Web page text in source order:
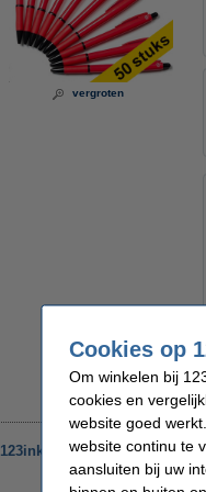
vergroten
123inkt balpen met dop
Cookies op
Om winkelen bij
cookies en
website goed
website continu te
aansluiten bij uw